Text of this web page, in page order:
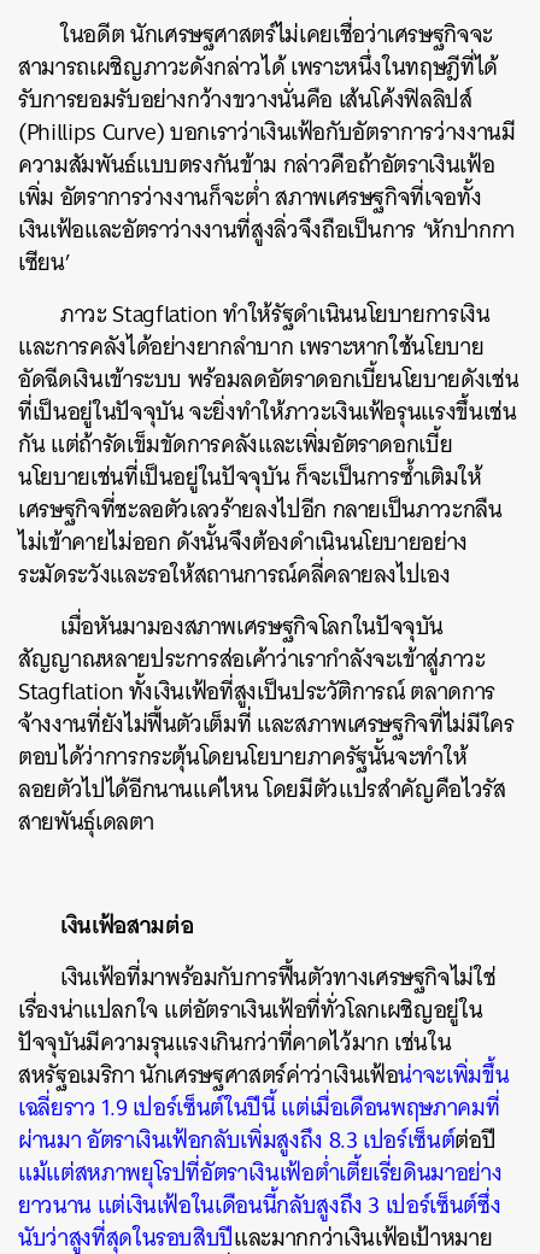
ในอดีต นักเศรษฐศาสตร์ไม่เคยเชื่อว่าเศรษฐกิจจะ
สามารถเผชิญภาวะดังกล่าวได้ เพราะหนึ่งในทฤษฎีที่ได้
รับการยอมรับอย่างกว้างขวางนั่นคือ เส้นโค้งฟิลลิปส์
(Phillips Curve) บอกเราว่าเงินเฟ้อกับอัตราการว่างงานมี
ความสัมพันธ์แบบตรงกันข้าม กล่าวคือถ้าอัตราเงินเฟ้อ
เพิ่ม อัตราการว่างงานก็จะต่ำ สภาพเศรษฐกิจที่เจอทั้ง
เงินเฟ้อและอัตราว่างงานที่สูงลิ่วจึงถือเป็นการ ‘หักปากกา
เซียน’
ภาวะ Stagflation ทำให้รัฐดำเนินนโยบายการเงิน
และการคลังได้อย่างยากลำบาก เพราะหากใช้นโยบาย
อัดฉีดเงินเข้าระบบ พร้อมลดอัตราดอกเบี้ยนโยบายดังเช่น
ที่เป็นอยู่ในปัจจุบัน จะยิ่งทำให้ภาวะเงินเฟ้อรุนแรงขึ้นเช่น
กัน แต่ถ้ารัดเข็มขัดการคลังและเพิ่มอัตราดอกเบี้ย
นโยบายเช่นที่เป็นอยู่ในปัจจุบัน ก็จะเป็นการซ้ำเติมให้
เศรษฐกิจที่ชะลอตัวเลวร้ายลงไปอีก กลายเป็นภาวะกลืน
ไม่เข้าคายไม่ออก ดังนั้นจึงต้องดำเนินนโยบายอย่าง
ระมัดระวังและรอให้สถานการณ์คลี่คลายลงไปเอง
เมื่อหันมามองสภาพเศรษฐกิจโลกในปัจจุบัน
สัญญาณหลายประการส่อเค้าว่าเรากำลังจะเข้าสู่ภาวะ
Stagflation ทั้งเงินเฟ้อที่สูงเป็นประวัติการณ์ ตลาดการ
จ้างงานที่ยังไม่ฟื้นตัวเต็มที่ และสภาพเศรษฐกิจที่ไม่มีใคร
ตอบได้ว่าการกระตุ้นโดยนโยบายภาครัฐนั้นจะทำให้
ลอยตัวไปได้อีกนานแค่ไหน โดยมีตัวแปรสำคัญคือไวรัส
สายพันธุ์เดลตา
เงินเฟ้อสามต่อ
เงินเฟ้อที่มาพร้อมกับการฟื้นตัวทางเศรษฐกิจไม่ใช่
เรื่องน่าแปลกใจ แต่อัตราเงินเฟ้อที่ทั่วโลกเผชิญอยู่ใน
ปัจจุบันมีความรุนแรงเกินกว่าที่คาดไว้มาก เช่นใน
สหรัฐอเมริกา นักเศรษฐศาสตร์ค่าว่าเงินเฟ้อน่าจะเพิ่มขึ้น
เฉลี่ยราว 1.9 เปอร์เซ็นต์ในปีนี้ แต่เมื่อเดือนพฤษภาคมที่
ผ่านมา อัตราเงินเฟ้อกลับเพิ่มสูงถึง 8.3 เปอร์เซ็นต์ต่อปี
แม้แต่สหภาพยุโรปที่อัตราเงินเฟ้อต่ำเตี้ยเรี่ยดินมาอย่าง
ยาวนาน แต่เงินเฟ้อในเดือนนี้กลับสูงถึง 3 เปอร์เซ็นต์ซึ่ง
นับว่าสูงที่สุดในรอบสิบปีและมากกว่าเงินเฟ้อเป้าหมาย